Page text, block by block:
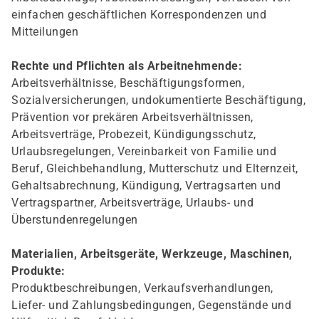
einfachen geschäftlichen Korrespondenzen und
Mitteilungen
Rechte und Pflichten als Arbeitnehmende:
Arbeitsverhältnisse, Beschäftigungsformen,
Sozialversicherungen, undokumentierte Beschäftigung,
Prävention vor prekären Arbeitsverhältnissen,
Arbeitsverträge, Probezeit, Kündigungsschutz,
Urlaubsregelungen, Vereinbarkeit von Familie und
Beruf, Gleichbehandlung, Mutterschutz und Elternzeit,
Gehaltsabrechnung, Kündigung, Vertragsarten und
Vertragspartner, Arbeitsverträge, Urlaubs- und
Überstundenregelungen
Materialien, Arbeitsgeräte, Werkzeuge, Maschinen,
Produkte:
Produktbeschreibungen, Verkaufsverhandlungen,
Liefer- und Zahlungsbedingungen, Gegenstände und